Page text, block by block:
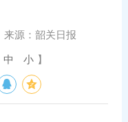
来源： 韶关日报
中 小 】